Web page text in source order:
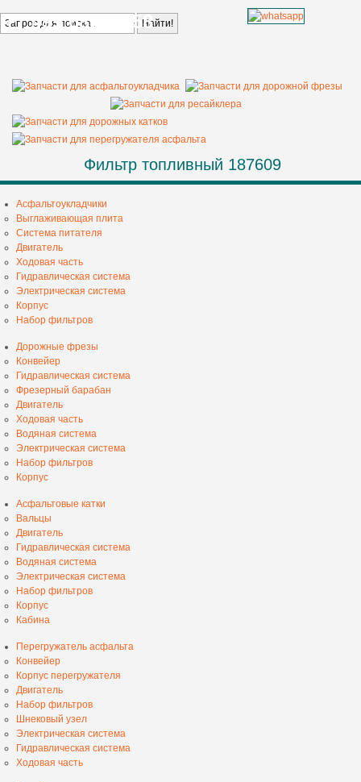
+7 499 685 68 58
Фильтр топливный 187609
Асфальтоукладчики
Выглаживающая плита
Система питателя
Двигатель
Ходовая часть
Гидравлическая система
Электрическая система
Корпус
Набор фильтров
Дорожные фрезы
Конвейер
Гидравлическая система
Фрезерный барабан
Двигатель
Ходовая часть
Водяная система
Электрическая система
Набор фильтров
Корпус
Асфальтовые катки
Вальцы
Двигатель
Гидравлическая система
Водяная система
Электрическая система
Набор фильтров
Корпус
Кабина
Перегружатель асфальта
Конвейер
Корпус перегружателя
Двигатель
Набор фильтров
Шнековый узел
Электрическая система
Гидравлическая система
Ходовая часть